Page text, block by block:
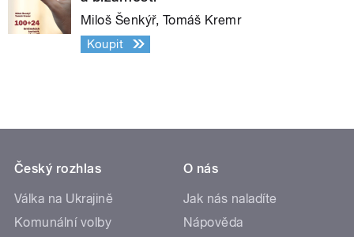
Miloš Šenkýř, Tomáš Kremr
Koupit
Český rozhlas
Válka na Ukrajině
Komunální volby
O nás
Jak nás naladíte
Nápověda